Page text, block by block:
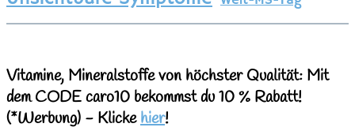
Vitamine, Mineralstoffe von höchster Qualität: Mit
dem CODE caro10 bekommst du 10 % Rabatt!
(*Werbung) - Klickehier!